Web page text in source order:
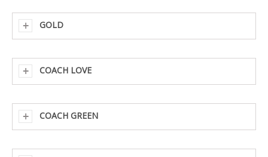
GOLD
COACH LOVE
COACH GREEN